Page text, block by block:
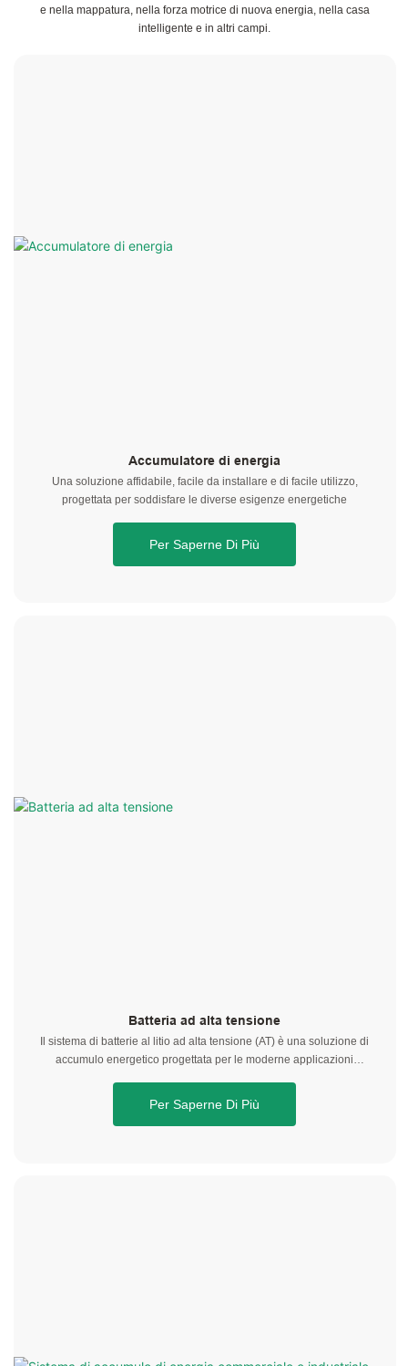
e nella mappatura, nella forza motrice di nuova energia, nella casa
intelligente e in altri campi.
Accumulatore di energia
Una soluzione affidabile, facile da installare e di facile utilizzo,
progettata per soddisfare le diverse esigenze energetiche
Per Saperne Di Più
Batteria ad alta tensione
Il sistema di batterie al litio ad alta tensione (AT) è una soluzione di
accumulo energetico progettata per le moderne applicazioni
vita e prestazioni termiche stabili, garantendo un funzionamento
Per Saperne Di Più